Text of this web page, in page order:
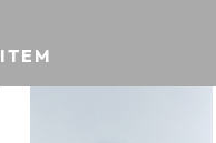
ITEM